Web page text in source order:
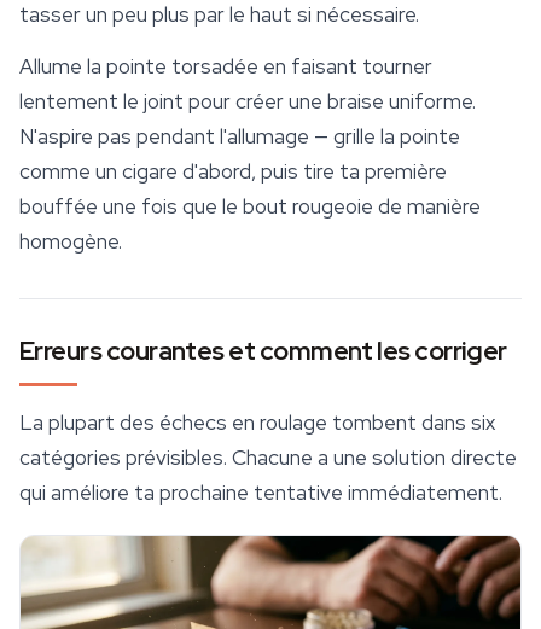
tasser un peu plus par le haut si nécessaire.
Allume la pointe torsadée en faisant tourner
lentement le joint pour créer une braise uniforme.
N'aspire pas pendant l'allumage — grille la pointe
comme un cigare d'abord, puis tire ta première
bouffée une fois que le bout rougeoie de manière
homogène.
Erreurs courantes et comment les corriger
La plupart des échecs en roulage tombent dans six
catégories prévisibles. Chacune a une solution directe
qui améliore ta prochaine tentative immédiatement.